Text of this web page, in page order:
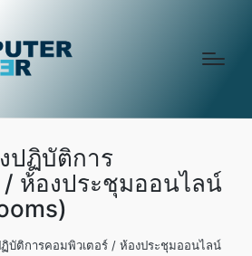
ปฏิบัติการ
/ ห้องประชุมออนไลน์
ฏิบัติการคอมพิวเตอร์ / ห้องประชุมออนไลน์